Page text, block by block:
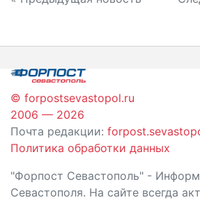
записям
© forpostsevastopol.ru
2006 — 2026
Почта редакции:
Политика обработки данных
"Форпост Севастополь" -
Севастополя. На сайте всегда